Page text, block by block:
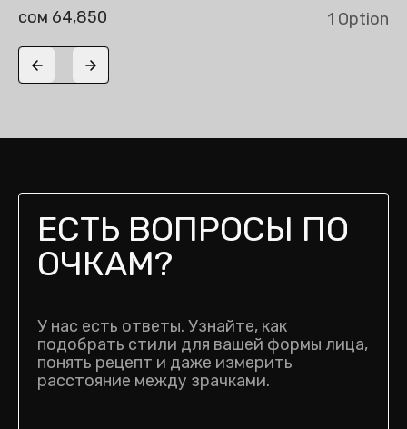
сом 64,850
1 Option
Previous slide
Next slide
ЕСТЬ ВОПРОСЫ ПО
ОЧКАМ?
У нас есть ответы. Узнайте, как
подобрать стили для вашей формы лица,
понять рецепт и даже измерить
расстояние между зрачками.